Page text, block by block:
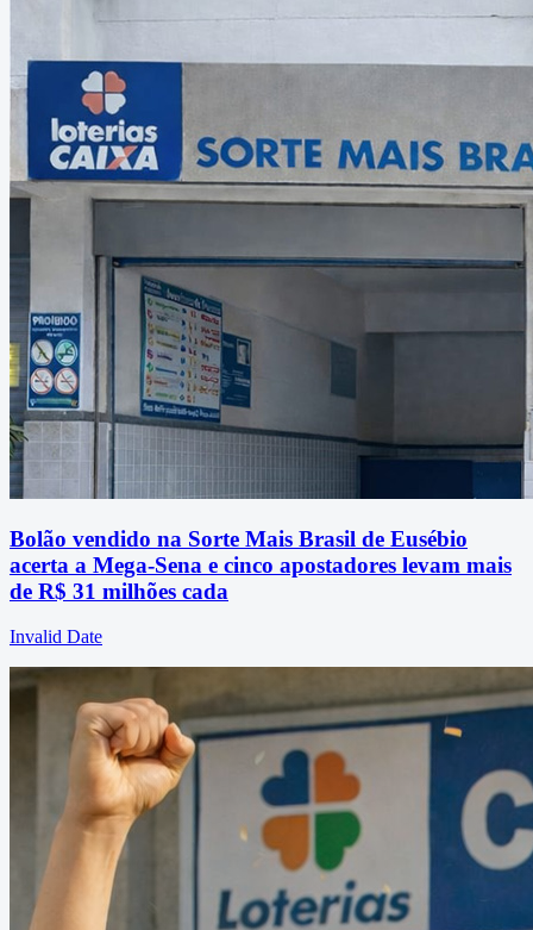
Bolão vendido na Sorte Mais Brasil de Eusébio
acerta a Mega-Sena e cinco apostadores levam mais
de R$ 31 milhões cada
Invalid Date